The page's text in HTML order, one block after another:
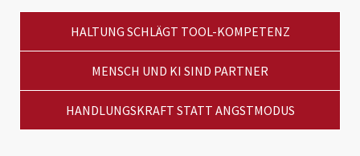
HALTUNG SCHLÄGT TOOL-KOMPETENZ
MENSCH UND KI SIND PARTNER
HANDLUNGSKRAFT STATT ANGSTMODUS